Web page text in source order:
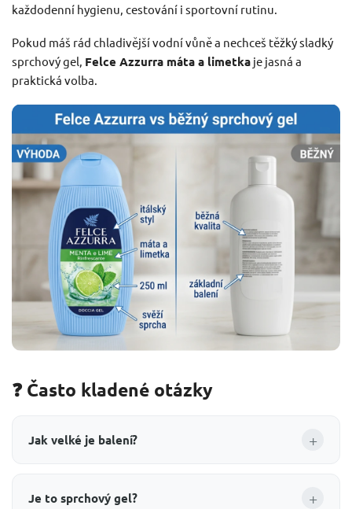
každodenní hygienu, cestování i sportovní rutinu.
Pokud máš rád chladivější vodní vůně a nechceš těžký sladký
sprchový gel, Felce Azzurra máta a limetka je jasná a
praktická volba.
❓ Často kladené otázky
Jak velké je balení? +
Je to sprchový gel? +